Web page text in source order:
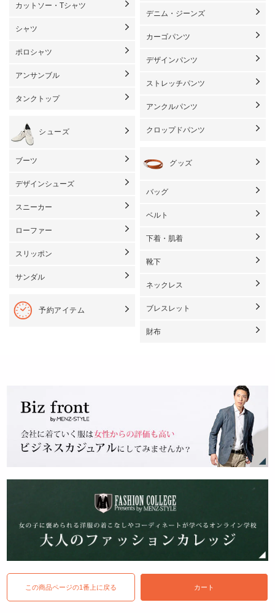
カットソー・Tシャツ
シャツ
ポロシャツ
アンサンブル
タンクトップ
シューズ
ブーツ
デザインシューズ
スニーカー
ローファー
スリッポン
サンダル
予約アイテム
デニム・ジーンズ
カーゴパンツ
デザインパンツ
ストレッチパンツ
アンクルパンツ
クロップドパンツ
グッズ
バッグ
ベルト
下着・肌着
靴下
ネックレス
ブレスレット
財布
この商品ページの1番上に戻る カート